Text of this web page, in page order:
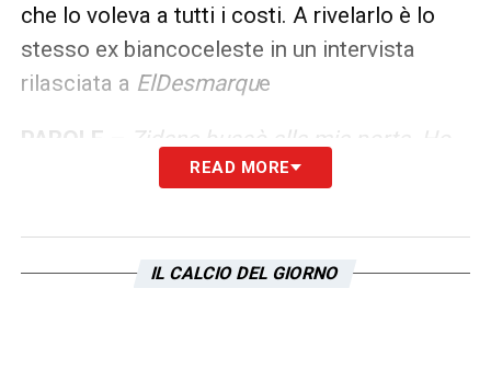
che lo voleva a tutti i costi. A rivelarlo è lo
stesso ex biancoceleste in un intervista
rilasciata a ElDesmarque
PAROLE –
Zidane bussò alla mia porta. Ho
aperto un po’ sorpreso. Mi disse che il Real
che, anche se non avevo firmato nulla, avevo
già dato la mia parola al Liverpool. Inoltre,
READ MORE
IL CALCIO DEL GIORNO